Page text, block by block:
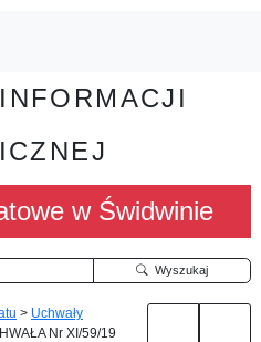
w Świdwinie
Wyszukaj
> Uchwały
Nr XI/59/19